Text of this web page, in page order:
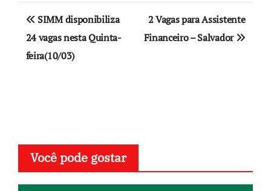
Navegação
de
Post
SIMM disponibiliza
24 vagas nesta Quinta-
feira(10/03)
2 Vagas para Assistente
Financeiro – Salvador
Você pode gostar